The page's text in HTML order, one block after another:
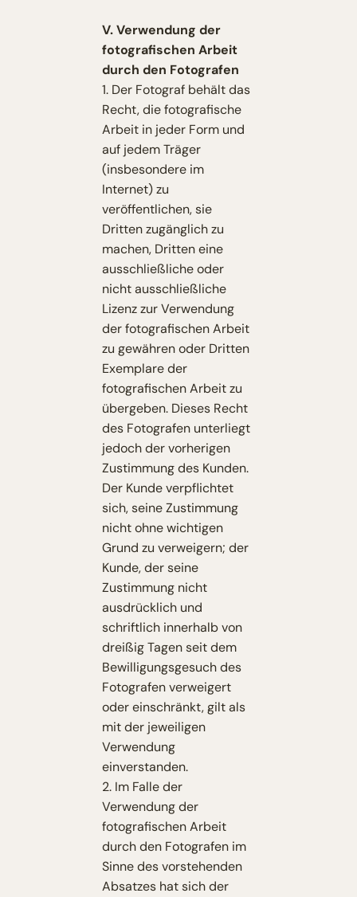
V. Verwendung der
fotografischen Arbeit
durch den Fotografen
1. Der Fotograf behält das
Recht, die fotografische
Arbeit in jeder Form und
auf jedem Träger
(insbesondere im
Internet) zu
veröffentlichen, sie
Dritten zugänglich zu
machen, Dritten eine
ausschließliche oder
nicht ausschließliche
Lizenz zur Verwendung
der fotografischen Arbeit
zu gewähren oder Dritten
Exemplare der
fotografischen Arbeit zu
übergeben. Dieses Recht
des Fotografen unterliegt
jedoch der vorherigen
Zustimmung des Kunden.
Der Kunde verpflichtet
sich, seine Zustimmung
nicht ohne wichtigen
Grund zu verweigern; der
Kunde, der seine
Zustimmung nicht
ausdrücklich und
schriftlich innerhalb von
dreißig Tagen seit dem
Bewilligungsgesuch des
Fotografen verweigert
oder einschränkt, gilt als
mit der jeweiligen
Verwendung
einverstanden.
2. Im Falle der
Verwendung der
fotografischen Arbeit
durch den Fotografen im
Sinne des vorstehenden
Absatzes hat sich der